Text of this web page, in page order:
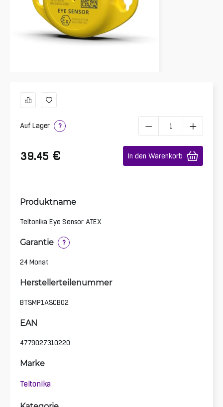
Auf Lager ?
39.45 € In den Warenkorb
Produktname
Teltonika Eye Sensor ATEX
Garantie ?
24 Monat
Herstellerteilenummer
BTSMP1ASCB02
EAN
4779027310220
Marke
Teltonika